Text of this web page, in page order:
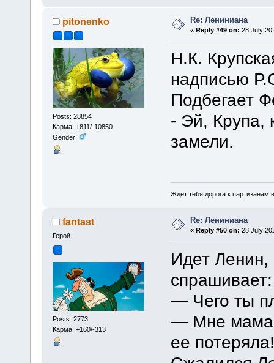
pitonenko
Posts: 28854
Карма: +811/-10850
Gender:
Re: Лениниана
«Reply #49 on: 28 July
Н.К.
надписью
Подбегает
- Эй, Крупа,
замели.
Ждёт тебя дорога к партизанам
fantast
Герой
Posts: 2773
Карма: +160/-313
Re: Лениниана
«Reply #50 on: 28 July
Идет
спрашивает:
— Чего ты
— Мне мама
ее потеряла!